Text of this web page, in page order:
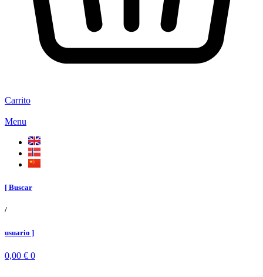
Carrito
Menu
[ Buscar
/
usuario ]
0,00 € 0